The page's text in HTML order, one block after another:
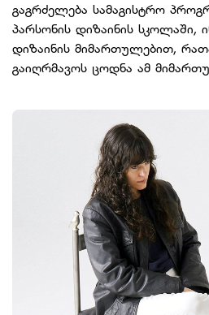
გაგრძელება სამაგისტრო
პარსონის დიზაინის სკოლაში,
დიზაინის მიმართულებით,
გაიღრმავოს ცოდნა ამ